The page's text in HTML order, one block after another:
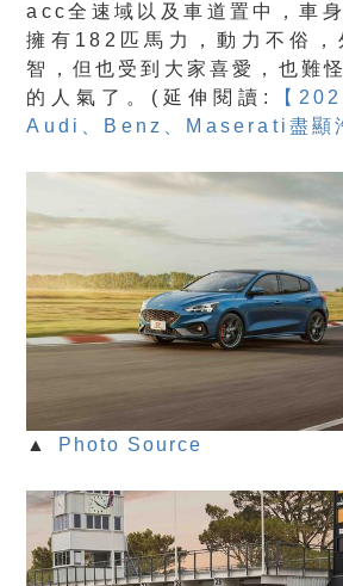
acc全速域以及車道置中，車
擁有182匹馬力，動力不俗，
智，但也受到大家喜愛，也難
的人氣了。(延伸閱讀:
【
Audi、Benz、Maserati盡顯
▲ Photo Source